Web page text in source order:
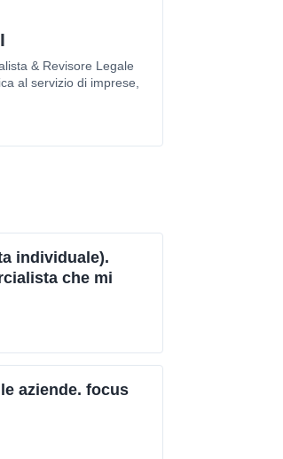
& Revisore Legale
al servizio di imprese,
individuale).
che mi
aziende. focus